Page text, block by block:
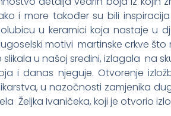
i more također su bili
u keramici koja nastaje u
motivi martinske crkve
slikala u našoj sredini, izlagala na
i danas njeguje. Otvorenje
u nazočnosti zamjenika
Željka Ivaničeka, koji je otvorio